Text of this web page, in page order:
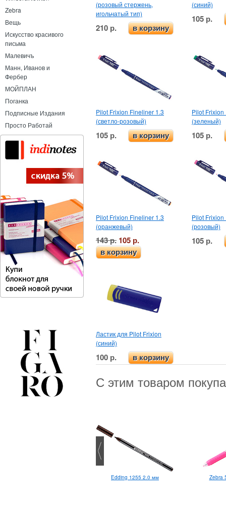
Zebra
Вещь
Искусство красивого
письма
Малевичъ
Манн, Иванов и
Фербер
МОЙПЛАН
Поганка
Подписные Издания
Просто Работай
(розовый стержень,
игольчатый тип)
210 р. в корзину
(синий)
105 р.
Pilot Frixion Fineliner 1.3
(светло-розовый)
105 р. в корзину
Pilot
(зеленый)
105 р.
Pilot Frixion Fineliner 1.3
(оранжевый)
143 р. 105 р.
в корзину
Pilot
(розовый)
105 р.
Ластик для Pilot Frixion
(синий)
100 р. в корзину
С этим товаром
Edding 1255 2.0 мм Zebra